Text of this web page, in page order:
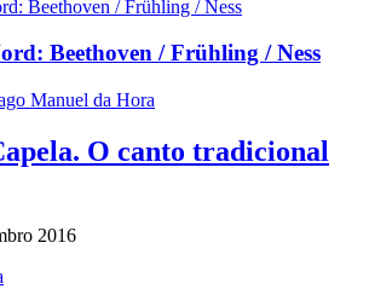
Beethoven / Frühling / Ness
Manuel da Hora
O canto tradicional
2016